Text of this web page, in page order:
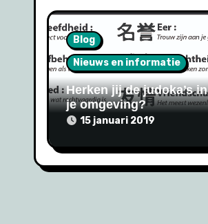
Blog
Nieuws en informatie
Herken jij de judoka’s in
je omgeving?
15 januari 2019